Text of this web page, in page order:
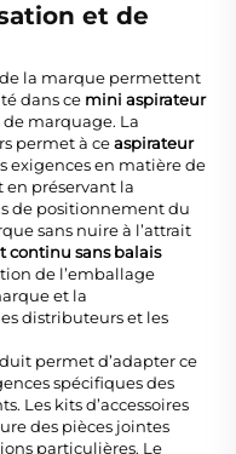
et de
la marque permettent
dans ce mini aspirateur
de marquage. La
permet à ceaspirateur
exigences en matière de
préservant la
de positionnement du
sans nuire à l’attrait
continu sans balais
de l’emballage
et la
distributeurs et les
permet d’adapter ce
spécifiques des
Les kits d’accessoires
des pièces jointes
particulières. Le